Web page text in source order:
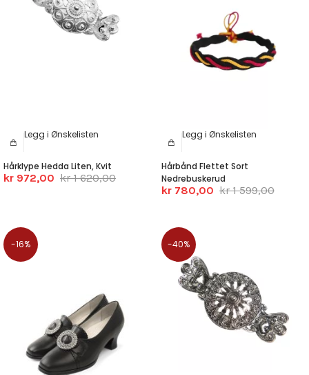
Legg i Ønskelisten
Hårklype Hedda Liten, Kvit
kr 972,00 kr 1 620,00
Legg i Ønskelisten
Hårbånd Flettet Sort
Nedrebuskerud
kr 780,00 kr 1 599,00
-16% -40%